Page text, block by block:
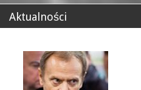
Aktualności